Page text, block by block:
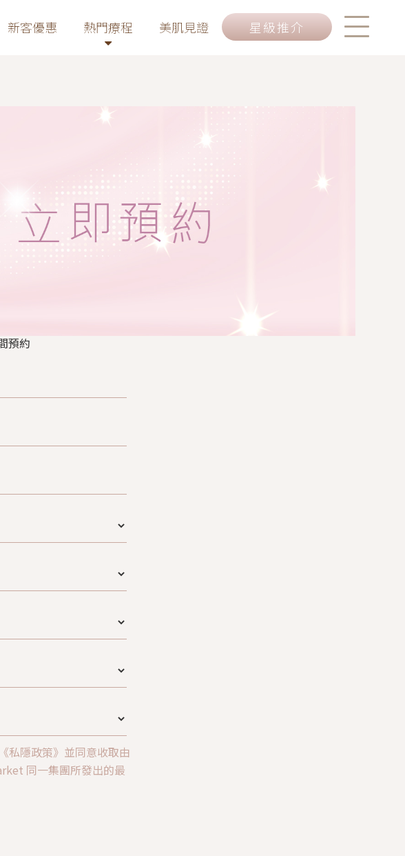
新客優惠 熱門療程 美肌見證 星級推介
預約
私隱政策》並同意收取由
同一集團所發出的最